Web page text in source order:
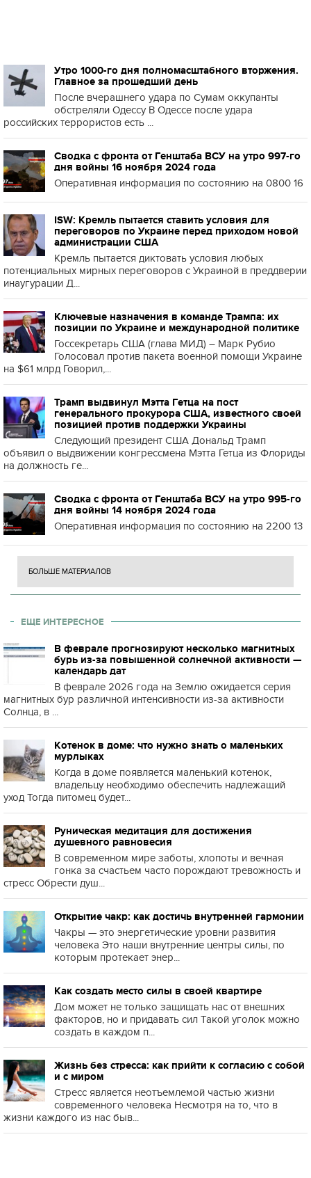
Утро 1000-го дня полномасштабного вторжения.
Главное за прошедший день
После вчерашнего удара по Сумам оккупанты
обстреляли Одессу В Одессе после удара
российских террористов есть ...
Сводка с фронта от Генштаба ВСУ на утро 997-го
дня войны 16 ноября 2024 года
Оперативная информация по состоянию на 0800 16
ISW: Кремль пытается ставить условия для
переговоров по Украине перед приходом новой
администрации США
Кремль пытается диктовать условия любых
потенциальных мирных переговоров с Украиной в преддверии
инаугурации Д...
Ключевые назначения в команде Трампа: их
позиции по Украине и международной политике
Госсекретарь США (глава МИД) – Марк Рубио
Голосовал против пакета военной помощи Украине
на $61 млрд Говорил,...
Трамп выдвинул Мэтта Гетца на пост
генерального прокурора США, известного своей
позицией против поддержки Украины
Следующий президент США Дональд Трамп
объявил о выдвижении конгрессмена Мэтта Гетца из Флориды
на должность ге...
Сводка с фронта от Генштаба ВСУ на утро 995-го
дня войны 14 ноября 2024 года
Оперативная информация по состоянию на 2200 13
БОЛЬШЕ МАТЕРИАЛОВ
ЕЩЕ ИНТЕРЕСНОЕ
В феврале прогнозируют несколько магнитных
бурь из-за повышенной солнечной активности —
календарь дат
В феврале 2026 года на Землю ожидается серия
магнитных бур различной интенсивности из-за активности
Солнца, в ...
Котенок в доме: что нужно знать о маленьких
мурлыках
Когда в доме появляется маленький котенок,
владельцу необходимо обеспечить надлежащий
уход Тогда питомец будет...
Руническая медитация для достижения
душевного равновесия
В современном мире заботы, хлопоты и вечная
гонка за счастьем часто порождают тревожность и
стресс Обрести душ...
Открытие чакр: как достичь внутренней гармонии
Чакры — это энергетические уровни развития
человека Это наши внутренние центры силы, по
которым протекает энер...
Как создать место силы в своей квартире
Дом может не только защищать нас от внешних
факторов, но и придавать сил Такой уголок можно
создать в каждом п...
Жизнь без стресса: как прийти к согласию с собой
и с миром
Стресс является неотъемлемой частью жизни
современного человека Несмотря на то, что в
жизни каждого из нас быв...